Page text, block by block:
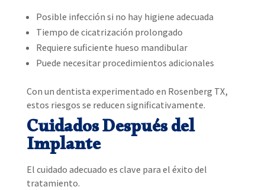
Posible infección si no hay higiene adecuada
Tiempo de cicatrización prolongado
Requiere suficiente hueso mandibular
Puede necesitar procedimientos adicionales
Con un dentista experimentado en Rosenberg TX,
estos riesgos se reducen significativamente.
Cuidados Después del
Implante
El cuidado adecuado es clave para el éxito del
tratamiento.